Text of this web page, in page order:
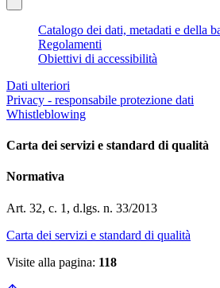
Catalogo dei dati, metadati e della
Regolamenti
Obiettivi di accessibilità
Dati ulteriori
Privacy - responsabile protezione dati
Whistleblowing
Carta dei servizi e standard di qualità
Normativa
Art. 32, c. 1, d.lgs. n. 33/2013
Carta dei servizi e standard di qualità
Visite alla pagina: 118